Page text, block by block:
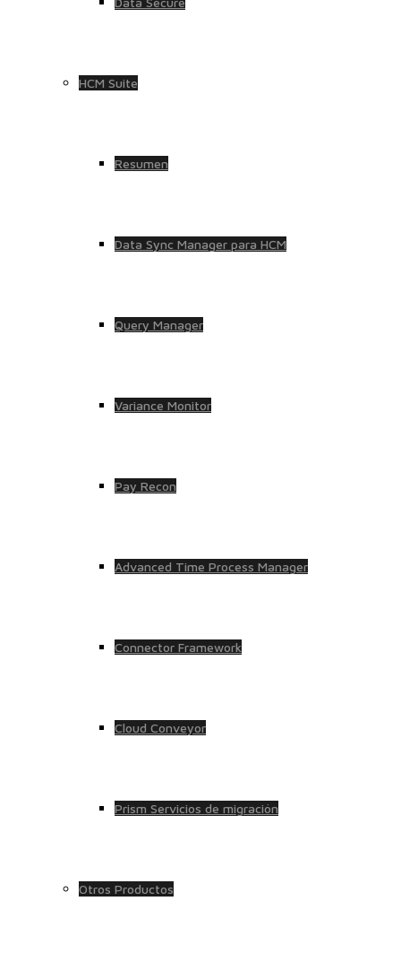
HCM Suite
Resumen
Data Sync Manager para HCM
Query Manager
Variance Monitor
Pay Recon
Advanced Time Process Manager
Connector Framework
Cloud Conveyor
Prism Servicios de migración
Otros Productos